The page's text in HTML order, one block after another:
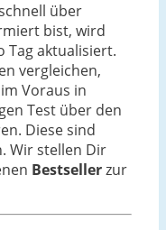
über
bist, wird
Tag aktualisiert.
vergleichen,
Voraus in
Test über den
Diese sind
Wir stellen Dir
Bestsellerzur